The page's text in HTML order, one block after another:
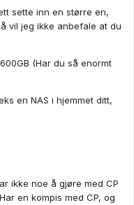
sette inn en større en,
vil jeg ikke anbefale at du
(Har du så enormt
en NAS i hjemmet ditt,
ikke noe å gjøre med CP
en kompis med CP, og